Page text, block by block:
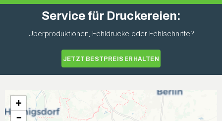
Service für Druckereien:
Überproduktionen, Fehldrucke oder Fehlschnitte?
JETZT BESTPREIS ERHALTEN
+
−